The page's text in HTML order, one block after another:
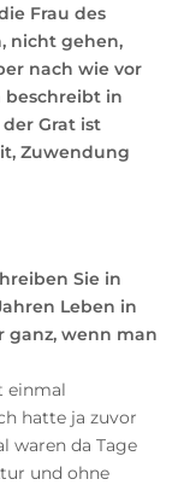
Frau des
nicht gehen,
nach wie vor
beschreibt in
Grat ist
Zuwendung
Sie in
Leben in
ganz, wenn man
einmal
hatte ja zuvor
waren da Tage
und ohne